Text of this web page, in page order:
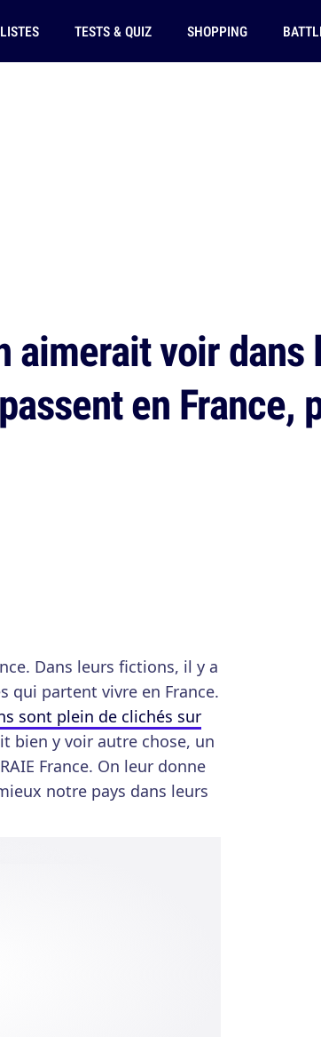
LISTES TESTS & QUIZ SHOPPING
aimerait voir
en France,
Dans leurs fictions, il y a
qui partent vivre en France.
sont plein de clichés sur
bien y voir autre chose, un
France. On leur donne
notre pays dans leurs